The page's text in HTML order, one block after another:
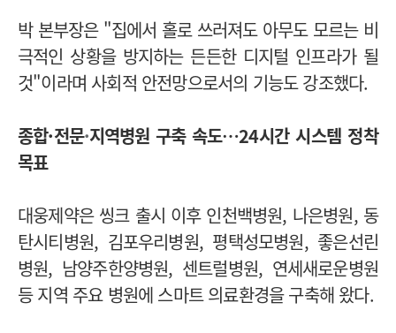
박 본부장은 "집에서 홀로 쓰러져도 아무도 모르는 비
극적인 상황을 방지하는 든든한 디지털 인프라가 될
것"이라며 사회적 안전망으로서의 기능도 강조했다.
종합·전문·지역병원 구축 속도…24시간 시스템 정착
목표
대웅제약은 씽크 출시 이후 인천백병원, 나은병원, 동
탄시티병원, 김포우리병원, 평택성모병원, 좋은선린
병원, 남양주한양병원, 센트럴병원, 연세새로운병원
등 지역 주요 병원에 스마트 의료환경을 구축해 왔다.